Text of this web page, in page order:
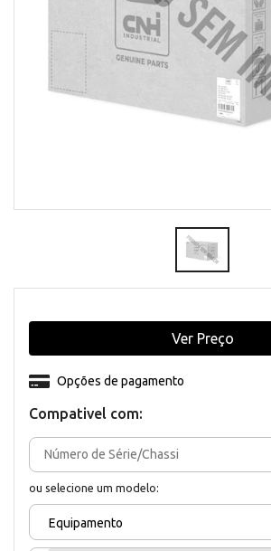
Compativel com:
ou selecione um modelo:
Equipamento
Opções de pagamento
Ver Preço